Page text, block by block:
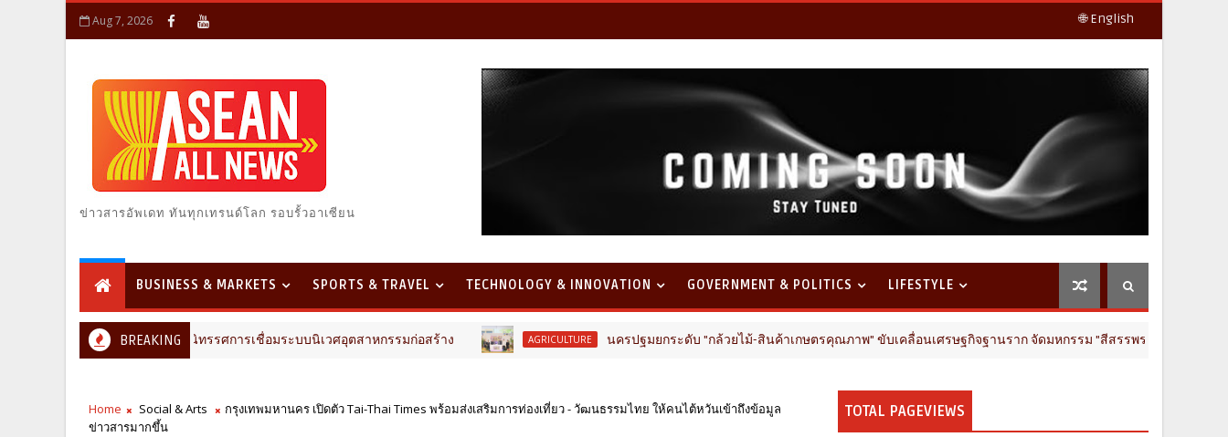
Aug 7, 2026 🌐 English
ข่าวสารอัพเดท ทันทุกเทรนด์โลก รอบรั้วอาเซียน
BUSINESS & MARKETS SPORTS & TRAVEL TECHNOLOGY & INNOVATION GOVERNMENT & POLITICS LIFESTYLE
BREAKING
ร้าง ขนคอนเทนต์-นิทรรศการเชื่อมระบบนิเวศอุตสาหกรรมก่อสร้าง AGRICULTURE นครปฐมยกระดับ "กล้วยไม้-สินค้าเกษตรคุณภาพ" ขับเคลื่อนเศรษฐกิจฐานราก จัดมหกรรม "สีสรรพรรณกล้วยไม้ สินค้าเกษตรดี น
Home Social & Arts
กรุงเทพมหานคร เปิดตัว Tai-Thai Times พร้อมส่งเสริมการท่องเที่ยว - วัฒนธรรมไทย ให้คนไต้หวันเข้าถึงข้อมูล
ข่าวสารมากขึ้น
TOTAL PAGEVIEWS